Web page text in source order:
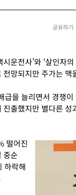
공유하기
운전사’와 ‘살인자
망되지만 주가는 맥
급을 늘리면서 경쟁
출했지만 별다른
떨어진
중순
하락해